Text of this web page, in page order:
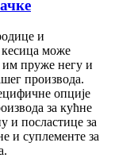
и
може
пруже негу и
производа.
опције
за кућне
и посластице за
и суплементе за